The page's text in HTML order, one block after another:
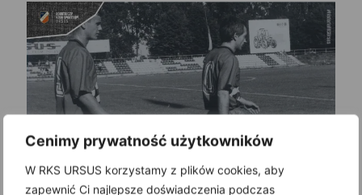
Cenimy prywatność użytkowników
W RKS URSUS korzystamy z plików cookies, aby
zapewnić Ci najlepsze doświadczenia podczas